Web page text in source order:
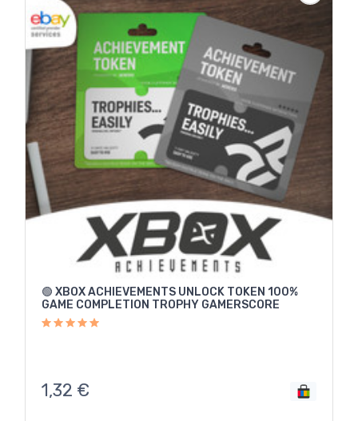
🟢 XBOX ACHIEVEMENTS UNLOCK TOKEN 100%
GAME COMPLETION TROPHY GAMERSCORE
1,32 €